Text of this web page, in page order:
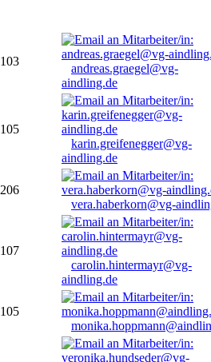
103
andreas.graegel@vg-
aindling.de
105
karin.greifenegger@vg-
aindling.de
206
vera.haberkorn@vg-
107
carolin.hintermayr@vg-
aindling.de
105